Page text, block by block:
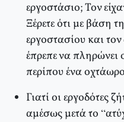
εργοστάσιο; Τον
Ξέρετε ότι με βάση
εργοστασίου και
έπρεπε να πληρώνει
περίπου ένα
Γιατί οι εργοδότες
αμέσως μετά το